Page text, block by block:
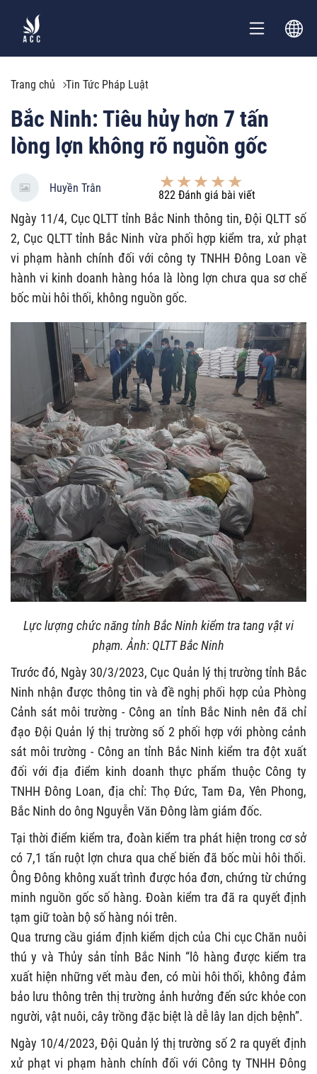
Trang chủ Tin Tức Pháp Luật
Bắc Ninh: Tiêu hủy hơn 7 tấn
lòng lợn không rõ nguồn gốc
Huyền Trân
822 Đánh giá bài viết
Ngày 11/4, Cục QLTT tỉnh Bắc Ninh thông tin, Đội QLTT số
2, Cục QLTT tỉnh Bắc Ninh vừa phối hợp kiểm tra, xử phạt
vi phạm hành chính đối với công ty TNHH Đông Loan về
hành vi kinh doanh hàng hóa là lòng lợn chưa qua sơ chế
bốc mùi hôi thối, không nguồn gốc.
Lực lượng chức năng tỉnh Bắc Ninh kiểm tra tang vật vi
phạm. Ảnh: QLTT Bắc Ninh
Trước đó, Ngày 30/3/2023, Cục Quản lý thị trường tỉnh Bắc
Ninh nhận được thông tin và đề nghị phối hợp của Phòng
Cảnh sát môi trường - Công an tỉnh Bắc Ninh nên đã chỉ
đạo Đội Quản lý thị trường số 2 phối hợp với phòng cảnh
sát môi trường - Công an tỉnh Bắc Ninh kiểm tra đột xuất
đối với địa điểm kinh doanh thực phẩm thuộc Công ty
TNHH Đông Loan, địa chỉ: Thọ Đức, Tam Đa, Yên Phong,
Bắc Ninh do ông Nguyễn Văn Đông làm giám đốc.
Tại thời điểm kiểm tra, đoàn kiểm tra phát hiện trong cơ sở
có 7,1 tấn ruột lợn chưa qua chế biến đã bốc mùi hôi thối.
Ông Đông không xuất trình được hóa đơn, chứng từ chứng
minh nguồn gốc số hàng. Đoàn kiểm tra đã ra quyết định
tạm giữ toàn bộ số hàng nói trên.
Qua trưng cầu giám định kiểm dịch của Chi cục Chăn nuôi
thú y và Thủy sản tỉnh Bắc Ninh “lô hàng được kiểm tra
xuất hiện những vết màu đen, có mùi hôi thối, không đảm
bảo lưu thông trên thị trường ảnh hưởng đến sức khỏe con
người, vật nuôi, cây trồng đặc biệt là dễ lây lan dịch bệnh”.
Ngày 10/4/2023, Đội Quản lý thị trường số 2 ra quyết định
xử phạt vi phạm hành chính đối với Công ty TNHH Đông